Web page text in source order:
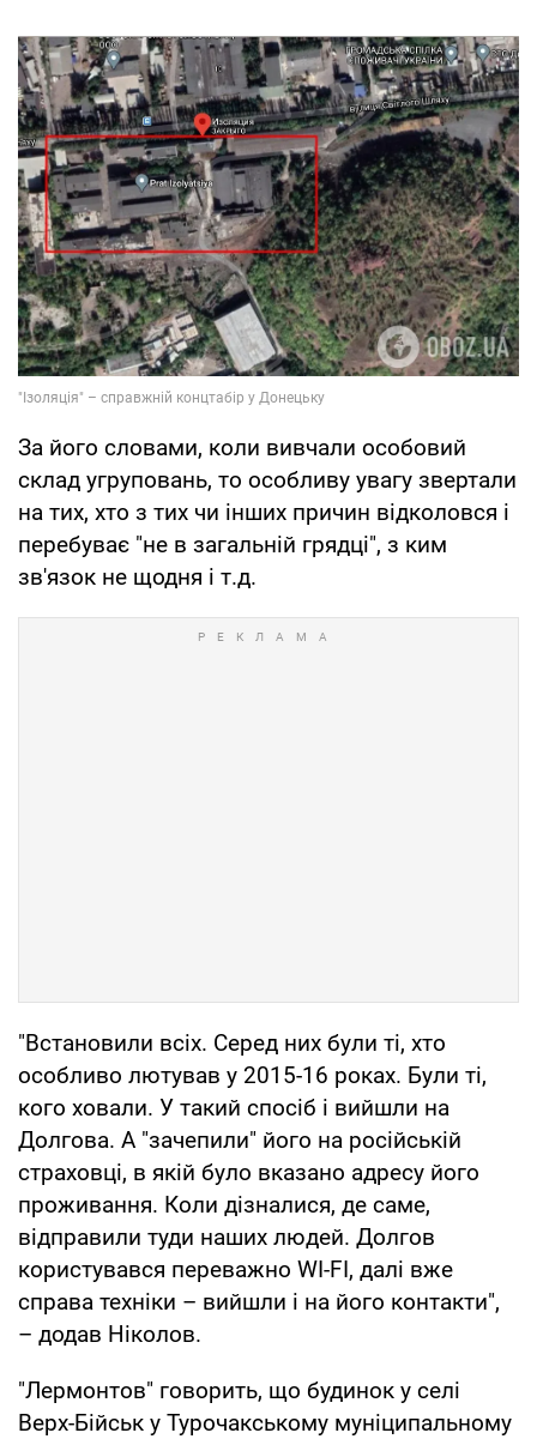
За його словами, коли вивчали особовий
склад угруповань, то особливу увагу звертали
на тих, хто з тих чи інших причин відколовся і
перебуває "не в загальній грядці", з ким
зв'язок не щодня і т.д.
"Встановили всіх. Серед них були ті, хто
особливо лютував у 2015-16 роках. Були ті,
кого ховали. У такий спосіб і вийшли на
Долгова. А "зачепили" його на російській
страховці, в якій було вказано адресу його
проживання. Коли дізналися, де саме,
відправили туди наших людей. Долгов
користувався переважно WI-FI, далі вже
справа техніки – вийшли і на його контакти",
– додав Ніколов.
"Лермонтов" говорить, що будинок у селі
Верх-Бійськ у Турочакському муніципальному